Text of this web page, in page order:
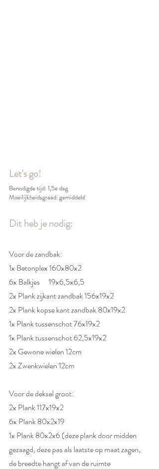
Let's go!
Benodigde tijd: 1,5e dag
Moeilijkheidsgraad: gemiddeld
Dit heb je nodig:
Voor de zandbak:
Voor de deksel groot:
1x Plank 80x2x6 (deze plank door midden
gezaagd, deze pas als laatste op maat zagen,
de breedte hangt af van de ruimte